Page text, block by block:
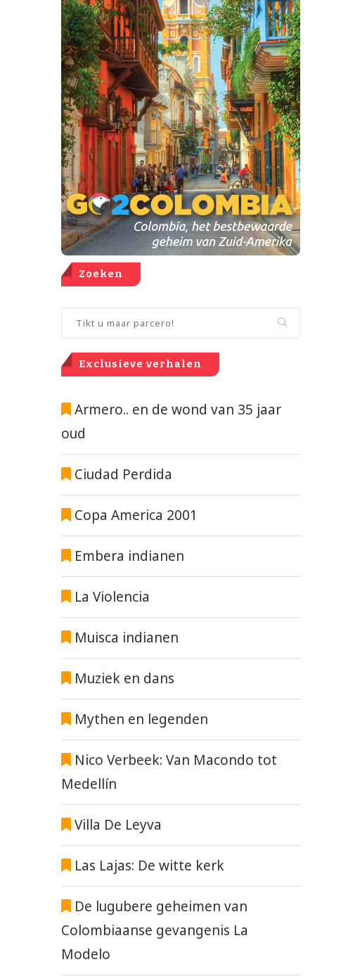
Zoeken
Exclusieve verhalen
Armero.. en de wond van 35 jaar
oud
Ciudad Perdida
Copa America 2001
Embera indianen
La Violencia
Muisca indianen
Muziek en dans
Mythen en legenden
Nico Verbeek: Van Macondo tot
Medellín
Villa De Leyva
Las Lajas: De witte kerk
De lugubere geheimen van
Colombiaanse gevangenis La
Modelo